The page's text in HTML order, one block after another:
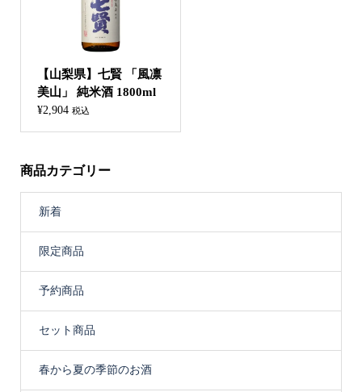
【山梨県】七賢 「風凛
美山」 純米酒 1800ml
¥2,904 税込
商品カテゴリー
新着
限定商品
予約商品
セット商品
春から夏の季節のお酒